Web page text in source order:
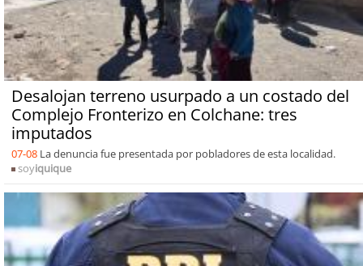
Desalojan terreno usurpado a un costado del
Complejo Fronterizo en Colchane: tres
imputados
07-08 La denuncia fue presentada por pobladores de esta localidad.
soyiquique